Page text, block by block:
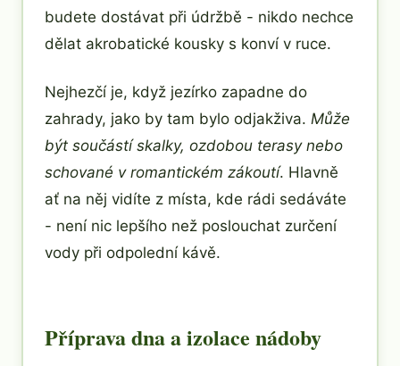
budete dostávat při údržbě - nikdo nechce
dělat akrobatické kousky s konví v ruce.
Nejhezčí je, když jezírko zapadne do
zahrady, jako by tam bylo odjakživa. Může
být součástí skalky, ozdobou terasy nebo
schované v romantickém zákoutí. Hlavně
ať na něj vidíte z místa, kde rádi sedáváte
- není nic lepšího než poslouchat zurčení
vody při odpolední kávě.
Příprava dna a izolace nádoby